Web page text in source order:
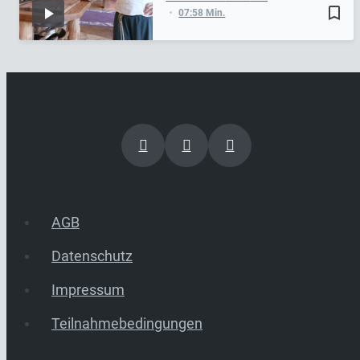
bookmark_border
07:58 Min.
AGB
Datenschutz
Impressum
Teilnahmebedingungen